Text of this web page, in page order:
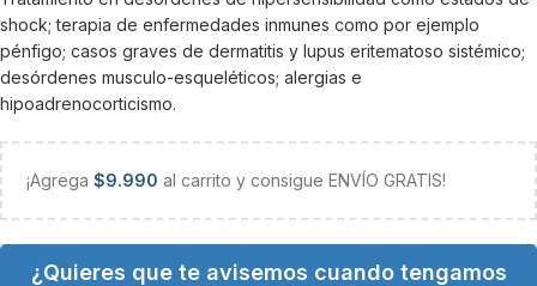
shock; terapia de enfermedades inmunes como por ejemplo
pénfigo; casos graves de dermatitis y lupus eritematoso sistémico;
desórdenes musculo-esqueléticos; alergias e
hipoadrenocorticismo.
¡Agrega $9.990 al carrito y consigue ENVÍO GRATIS!
¿Quieres que te avisemos cuando tengamos